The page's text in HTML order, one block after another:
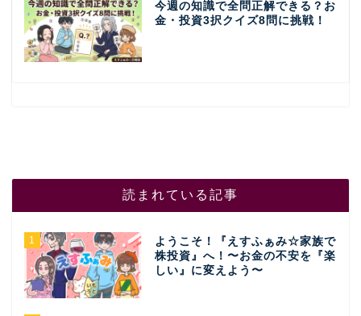
今週の知識で全問正解できる？お
金・投資3択クイズ8問に挑戦！
読まれている記事
1
ようこそ！『えすふぁみ☆家族で
株投資』へ！〜お金の不安を『楽
しい』に変えよう〜